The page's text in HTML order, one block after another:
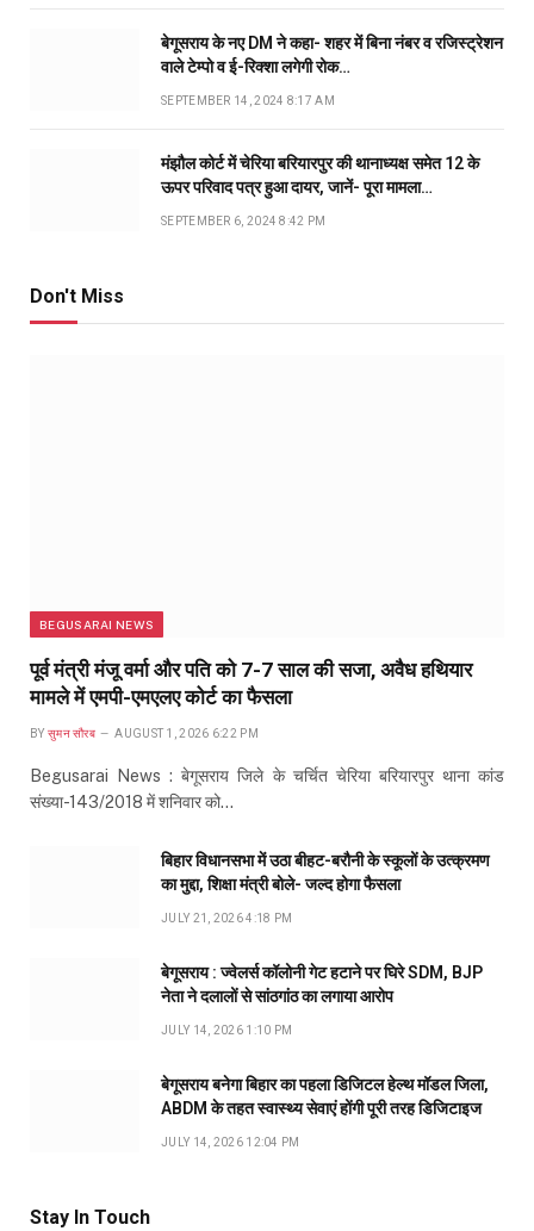
बेगूसराय के नए DM ने कहा- शहर में बिना नंबर व रजिस्ट्रेशन
वाले टेम्पो व ई-रिक्शा लगेगी रोक…
SEPTEMBER 14, 2024 8:17 AM
मंझौल कोर्ट में चेरिया बरियारपुर की थानाध्यक्ष समेत 12 के
ऊपर परिवाद पत्र हुआ दायर, जानें- पूरा मामला…
SEPTEMBER 6, 2024 8:42 PM
Don't Miss
BEGUSARAI NEWS
पूर्व मंत्री मंजू वर्मा और पति को 7-7 साल की सजा, अवैध हथियार
मामले में एमपी-एमएलए कोर्ट का फैसला
BY सुमन सौरब AUGUST 1, 2026 6:22 PM
Begusarai News : बेगूसराय जिले के चर्चित चेरिया बरियारपुर थाना कांड
संख्या-143/2018 में शनिवार को…
बिहार विधानसभा में उठा बीहट-बरौनी के स्कूलों के उत्क्रमण
का मुद्दा, शिक्षा मंत्री बोले- जल्द होगा फैसला
JULY 21, 2026 4:18 PM
बेगूसराय : ज्वेलर्स कॉलोनी गेट हटाने पर घिरे SDM, BJP
नेता ने दलालों से सांठगांठ का लगाया आरोप
JULY 14, 2026 1:10 PM
बेगूसराय बनेगा बिहार का पहला डिजिटल हेल्थ मॉडल जिला,
ABDM के तहत स्वास्थ्य सेवाएं होंगी पूरी तरह डिजिटाइज
JULY 14, 2026 12:04 PM
Stay In Touch